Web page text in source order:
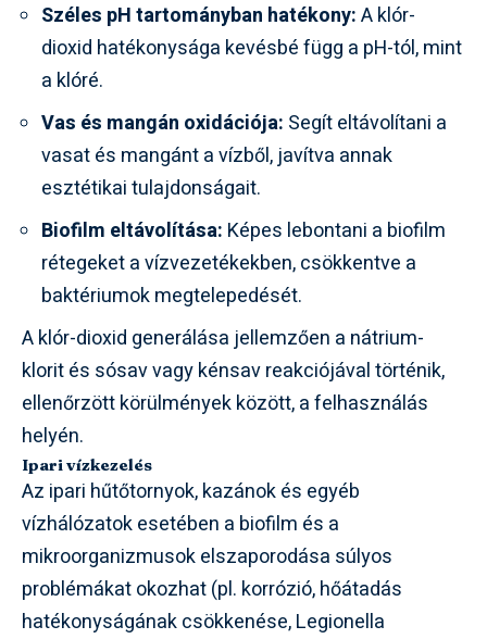
Széles pH tartományban hatékony:A klór-
dioxid hatékonysága kevésbé függ a pH-tól, mint
a klóré.
Vas és mangán oxidációja: Segít eltávolítani a
vasat és mangánt a vízből, javítva annak
esztétikai tulajdonságait.
Biofilm eltávolítása: Képes lebontani a biofilm
rétegeket a vízvezetékekben, csökkentve a
baktériumok megtelepedését.
A klór-dioxid generálása jellemzően a nátrium-
klorit és sósav vagy kénsav reakciójával történik,
ellenőrzött körülmények között, a felhasználás
helyén.
Ipari vízkezelés
Az ipari hűtőtornyok, kazánok és egyéb
vízhálózatok esetében a biofilm és a
mikroorganizmusok elszaporodása súlyos
problémákat okozhat (pl. korrózió, hőátadás
hatékonyságának csökkenése, Legionella